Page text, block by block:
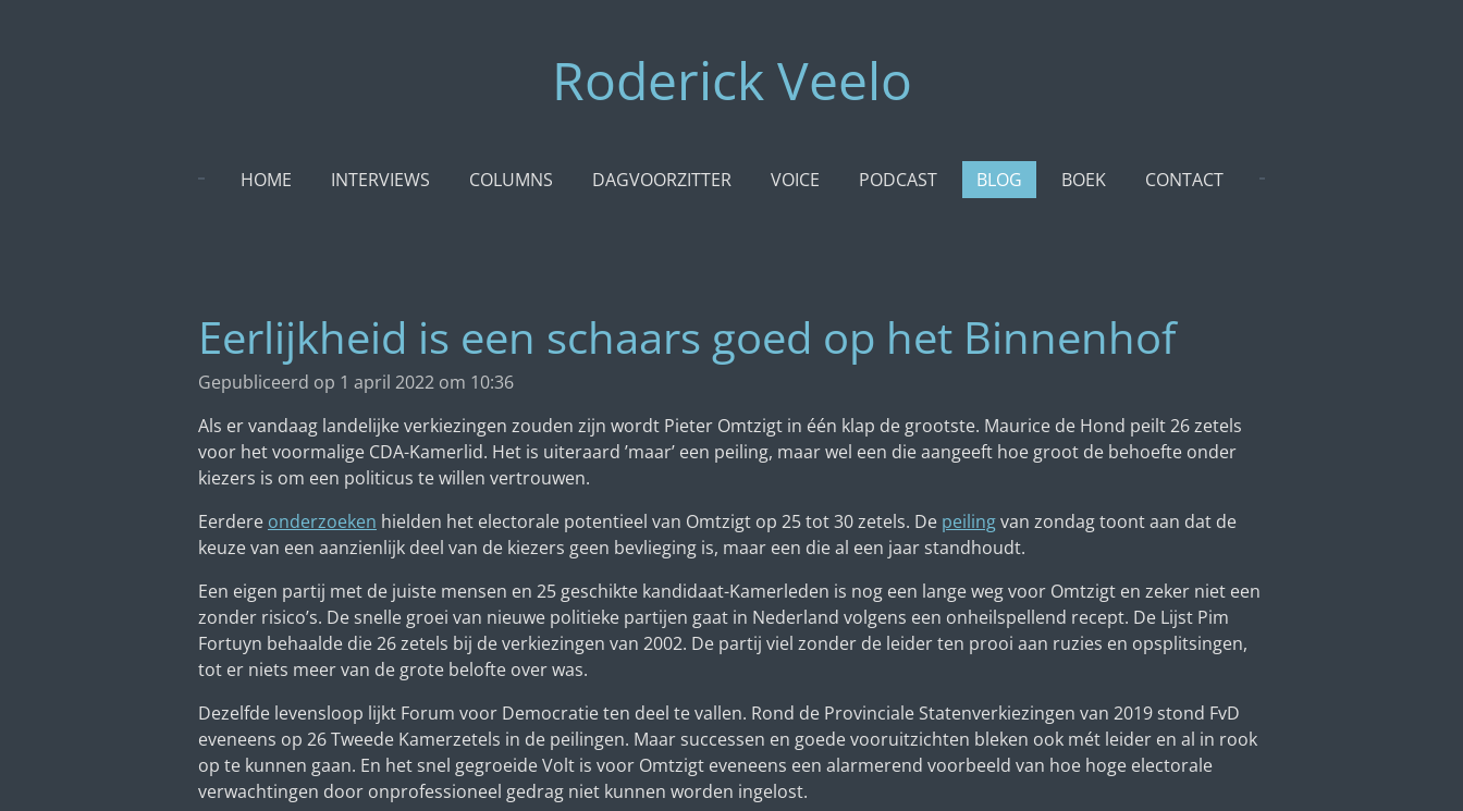
Roderick Veelo
HOME INTERVIEWS COLUMNS DAGVOORZITTER VOICE PODCAST BLOG BOEK CONTACT
Eerlijkheid is een schaars goed op het Binnenhof
Gepubliceerd op 1 april 2022 om 10:36
Als er vandaag landelijke verkiezingen zouden zijn wordt Pieter Omtzigt in één klap de grootste. Maurice de Hond peilt 26 zetels
voor het voormalige CDA-Kamerlid. Het is uiteraard ’maar’ een peiling, maar wel een die aangeeft hoe groot de behoefte onder
kiezers is om een politicus te willen vertrouwen.
Eerdere onderzoeken hielden het electorale potentieel van Omtzigt op 25 tot 30 zetels. De peilingvan zondag toont aan dat de
keuze van een aanzienlijk deel van de kiezers geen bevlieging is, maar een die al een jaar standhoudt.
Een eigen partij met de juiste mensen en 25 geschikte kandidaat-Kamerleden is nog een lange weg voor Omtzigt en zeker niet een
zonder risico’s. De snelle groei van nieuwe politieke partijen gaat in Nederland volgens een onheilspellend recept. De Lijst Pim
Fortuyn behaalde die 26 zetels bij de verkiezingen van 2002. De partij viel zonder de leider ten prooi aan ruzies en opsplitsingen,
tot er niets meer van de grote belofte over was.
Dezelfde levensloop lijkt Forum voor Democratie ten deel te vallen. Rond de Provinciale Statenverkiezingen van 2019 stond FvD
eveneens op 26 Tweede Kamerzetels in de peilingen. Maar successen en goede vooruitzichten bleken ook mét leider en al in rook
op te kunnen gaan. En het snel gegroeide Volt is voor Omtzigt eveneens een alarmerend voorbeeld van hoe hoge electorale
verwachtingen door onprofessioneel gedrag niet kunnen worden ingelost.